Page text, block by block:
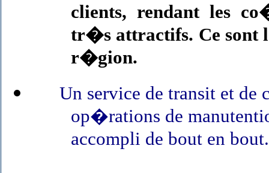
clients, rendant les
tr�s attractifs. Ce sont
r�gion.
Un service de transit et de
op�rations de
accompli de bout en bout.